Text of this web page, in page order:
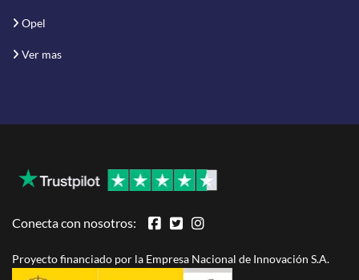
Opel
Ver mas
Conecta con nosotros:
Proyecto financiado por la Empresa Nacional de Innovación S.A.